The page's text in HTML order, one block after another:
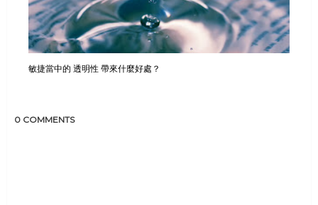
敏捷當中的 透明性 帶來什麼好處？
0 COMMENTS